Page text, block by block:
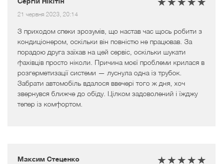
21 червня 2023, 20:14
З приходом спеки зрозумів, що настав час щось робити з
кондиціонером, оскільки він повністю не працював. За
порадою друга заїхав на цей сервіс, оскільки шукати
фахівців просто ніколи. Причина моєї проблеми крилася в
розгерметизації системи — луснула одна із трубок.
Забрати автомобіль вдалося ввечері того ж дня, хоч
звернувся ближче до обіду. Цілком задоволений і їжджу
тепер із комфортом.
Максим Стеценко